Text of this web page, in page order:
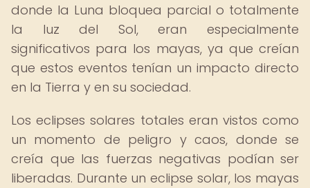
donde la Luna bloquea parcial o totalmente
la luz del Sol, eran especialmente
significativos para los mayas, ya que creían
que estos eventos tenían un impacto directo
en la Tierra y en su sociedad.
Los eclipses solares totales eran vistos como
un momento de peligro y caos, donde se
creía que las fuerzas negativas podían ser
liberadas. Durante un eclipse solar, los mayas